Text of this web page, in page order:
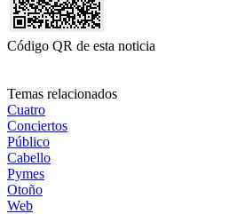
Código QR de esta noticia
Temas relacionados
Cuatro
Conciertos
Público
Cabello
Pymes
Otoño
Web